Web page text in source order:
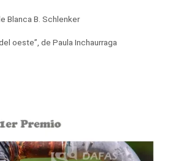
Blanca B. Schlenker
oeste”, de Paula Inchaurraga